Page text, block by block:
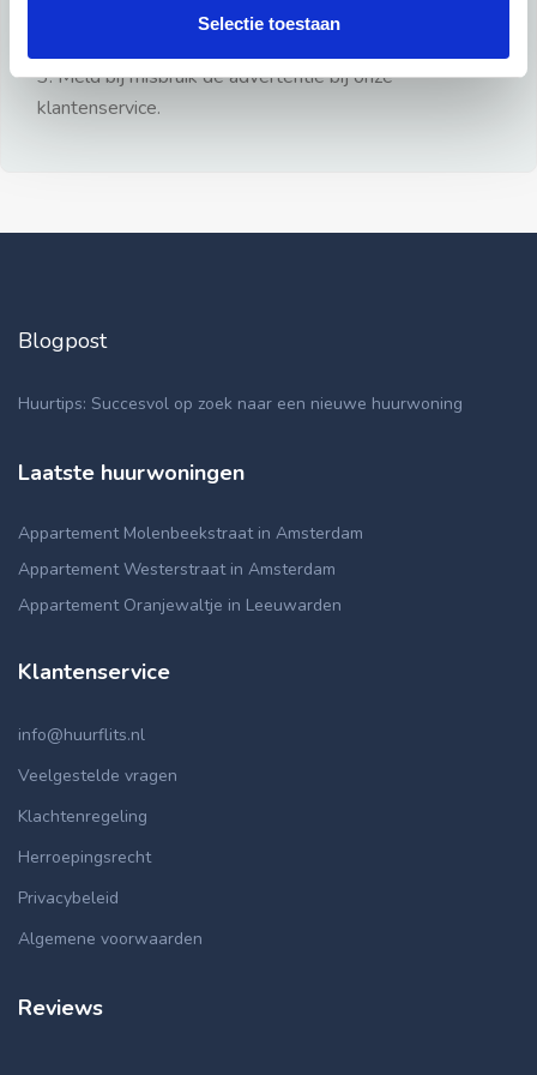
Selectie toestaan
3: Meld bij misbruik de advertentie bij onze
klantenservice.
Blogpost
Huurtips: Succesvol op zoek naar een nieuwe huurwoning
Laatste huurwoningen
Appartement Molenbeekstraat in Amsterdam
Appartement Westerstraat in Amsterdam
Appartement Oranjewaltje in Leeuwarden
Klantenservice
info@huurflits.nl
Veelgestelde vragen
Klachtenregeling
Herroepingsrecht
Privacybeleid
Algemene voorwaarden
Reviews